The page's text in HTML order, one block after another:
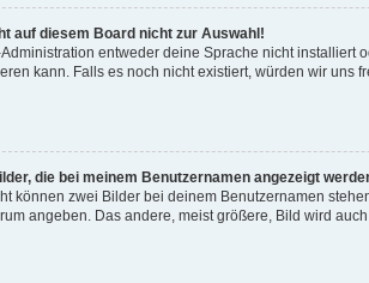
auf diesem Board nicht zur Auswahl!
entweder deine Sprache nicht installiert
kann. Falls es noch nicht existiert, würden wir uns
die bei meinem Benutzernamen angezeigt
können zwei Bilder bei deinem Benutzernamen
angeben. Das andere, meist größere, Bild wird